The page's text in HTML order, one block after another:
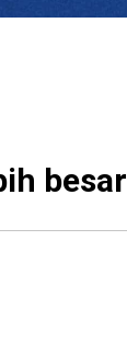
besar